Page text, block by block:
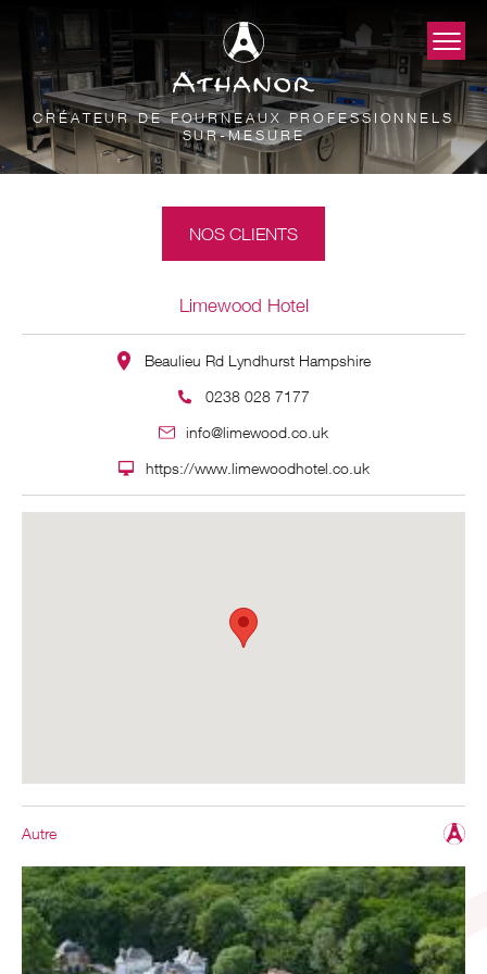
CRÉATEUR DE FOURNEAUX PROFESSIONNELS
SUR-MESURE
NOS CLIENTS
Limewood Hotel
Beaulieu Rd Lyndhurst Hampshire
0238 028 7177
info@limewood.co.uk
https://www.limewoodhotel.co.uk
Autre